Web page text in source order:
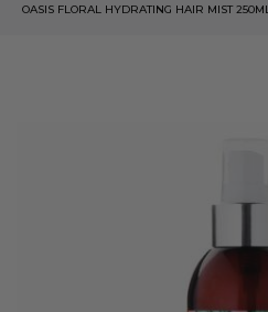
OASIS FLORAL HYDRATING HAIR MIST 250ML